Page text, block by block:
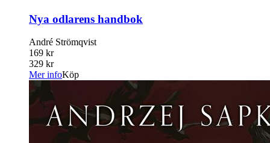
Nya odlarens handbok
André Strömqvist
169 kr
329 kr
Mer infoKöp